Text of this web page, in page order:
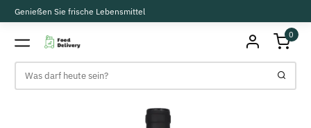
Genießen Sie frische Lebensmittel
0